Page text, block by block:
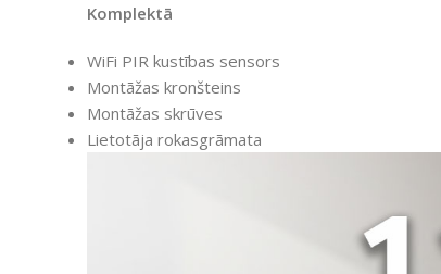
Komplektā
WiFi PIR kustības sensors
Montāžas kronšteins
Montāžas skrūves
Lietotāja rokasgrāmata